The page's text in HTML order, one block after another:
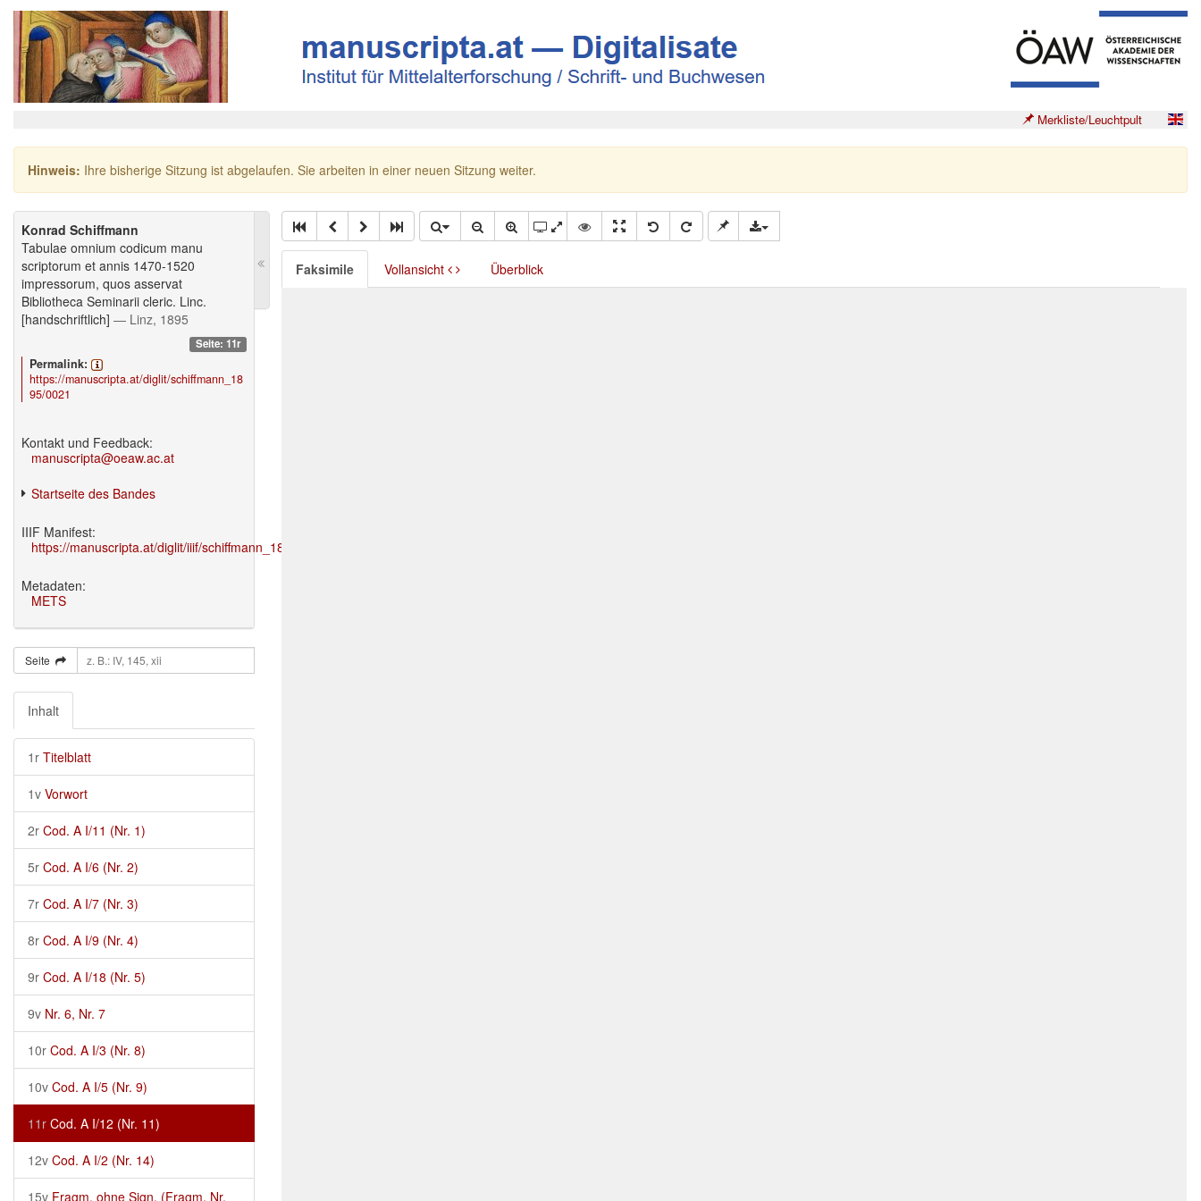
Merkliste/Leuchtpult
Hinweis: Ihre bisherige Sitzung ist abgelaufen. Sie arbeiten in einer neuen Sitzung weiter.
Konrad Schiffmann
Tabulae omnium codicum manu
scriptorum et annis 1470-1520
impressorum, quos asservat
Bibliotheca Seminarii cleric. Linc.
[handschriftlich] — Linz, 1895
Seite: 11r
Permalink:
https://manuscripta.at/diglit/schiffmann_18
95/0021
Kontakt und Feedback:
manuscripta@oeaw.ac.at
Startseite des Bandes
IIIF Manifest:
https://manuscripta.at/diglit/iiif/schiffmann_1895/manifest.json
Metadaten:
METS
Seite
Inhalt
1r Titelblatt
1v Vorwort
2r Cod. A I/11 (Nr. 1)
5r Cod. A I/6 (Nr. 2)
7r Cod. A I/7 (Nr. 3)
8r Cod. A I/9 (Nr. 4)
9r Cod. A I/18 (Nr. 5)
9v Nr. 6, Nr. 7
10r Cod. A I/3 (Nr. 8)
10v Cod. A I/5 (Nr. 9)
11r Cod. A I/12 (Nr. 11)
12v Cod. A I/2 (Nr. 14)
15v Fragm. ohne Sign. (Fragm. Nr.
Faksimile Vollansicht Überblick